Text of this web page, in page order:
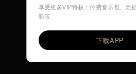
Friends Lullaby (
环尼宝贝儿歌
享受更多VIP特权：付费音乐包、无
听等
下载APP